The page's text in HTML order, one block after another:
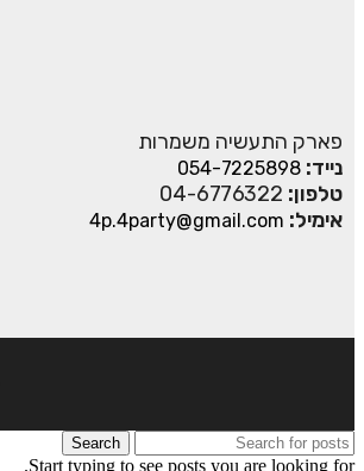
פארק התעשיה משמרות
נייד: 054-7225898
טלפון: 04-6776322
אימיל: 4p.4party@gmail.com
Search
Start typing to see posts you are looking for.